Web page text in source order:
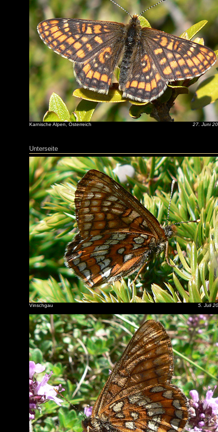
Karnische Alpen, Österreich 27. Juni
Unterseite
Vinschgau 5. Juli